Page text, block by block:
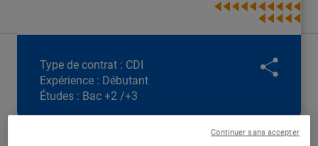
Type de contrat : CDI
Expérience : Débutant
Études : Bac +2 /+3
Continuer sans accepter